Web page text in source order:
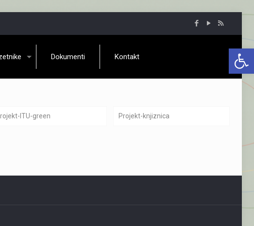
Dokumenti Kontakt
ITU-green Projekt-knjiznica